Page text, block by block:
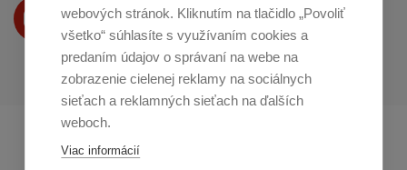
webových stránok. Kliknutím na tlačidlo „Povoliť
všetko“ súhlasíte s využívaním cookies a
predaním údajov o správaní na webe na
zobrazenie cielenej reklamy na sociálnych
sieťach a reklamných sieťach na ďalších
weboch.
Viac informácií
Produkty Vám predstavujeme
na Youtube
Profikuchař.cz